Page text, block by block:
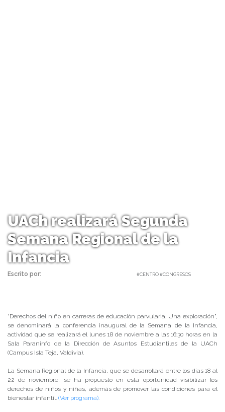
UACh realizará Segunda
Semana Regional de la
Infancia
Escrito por: #CENTRO #CONGRESOS
“Derechos del niño en carreras de educación parvularia. Una exploración”,
se denominará la conferencia inaugural de la Semana de la Infancia,
actividad que se realizará el lunes 18 de noviembre a las 16:30 horas en la
Sala Paraninfo de la Dirección de Asuntos Estudiantiles de la UACh
(Campus Isla Teja, Valdivia).
La Semana Regional de la Infancia, que se desarrollará entre los días 18 al
22 de noviembre, se ha propuesto en esta oportunidad visibilizar los
derechos de niños y niñas, además de promover las condiciones para el
bienestar infantil. (Ver programa).